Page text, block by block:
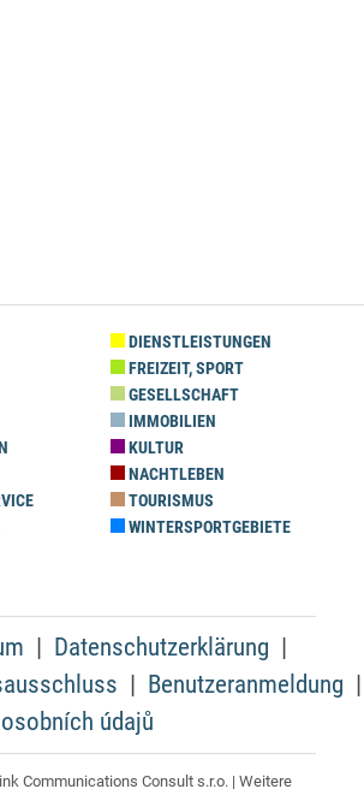
DIENSTLEISTUNGEN
FREIZEIT, SPORT
GESELLSCHAFT
IMMOBILIEN
KULTUR
NACHTLEBEN
TOURISMUS
WINTERSPORTGEBIETE
Datenschutzerklärung
Benutzeranmeldung
údajů
Communications Consult s.r.o. | Weitere